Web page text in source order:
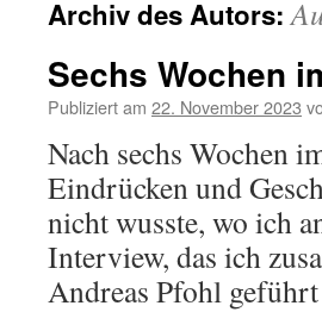
Archiv des Autors:
Sechs Wochen
Publiziert am 22. November 2023
Nach sechs Wochen
Eindrücken und
nicht wusste, wo ich
Interview, das ich
Andreas Pfohl